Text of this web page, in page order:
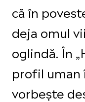
că în
deja omul
oglindă. În
profil uman
vorbește